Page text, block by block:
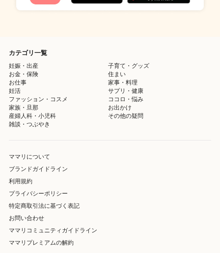
カテゴリ一覧
妊娠・出産
子育て・グッズ
お金・保険
住まい
お仕事
家事・料理
妊活
サプリ・健康
ファッション・コスメ
ココロ・悩み
家族・旦那
お出かけ
産婦人科・小児科
その他の疑問
雑談・つぶやき
ママリについて
ブランドガイドライン
利用規約
プライバシーポリシー
特定商取引法に基づく表記
お問い合わせ
ママリコミュニティガイドライン
ママリプレミアムの解約